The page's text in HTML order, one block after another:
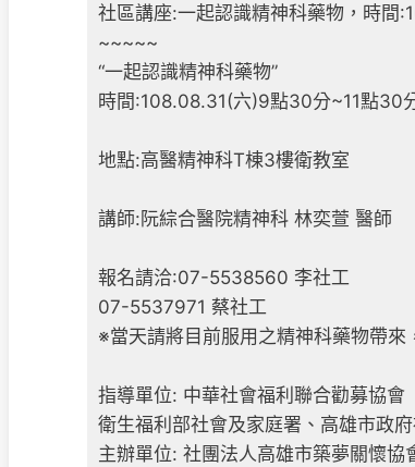
社區講座:一起認識精神科藥物，時
~~~~~
“一起認識精神科藥物”
時間:108.08.31(六)9點30分~11點30
地點:高醫精神科T棟3樓衛教室
講師:阮綜合醫院精神科 林奕萱 醫師
報名請洽:07-5538560 李社工
07-5537971 蔡社工
※當天請將目前服用之精神科藥物帶
指導單位: 中華社會福利聯合勸募協會
衛生福利部社會及家庭署、高雄市政
主辦單位: 社團法人高雄市築夢關懷協